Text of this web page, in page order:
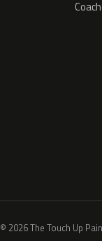
© 2026 The Touch Up